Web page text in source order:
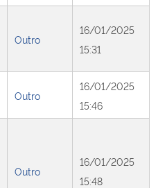
Outro
16/01/2025
15:31
Outro
16/01/2025
15:46
Outro
16/01/2025
15:48